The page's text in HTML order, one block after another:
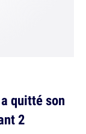
quitté son
2